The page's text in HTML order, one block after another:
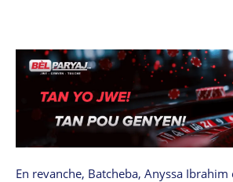
En revanche, Batcheba, Anyssa Ibrahim